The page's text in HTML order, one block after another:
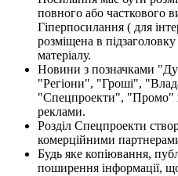
повного або часткового
Гіперпосилання ( для
розміщена в
матеріалу.
Новини з позначками
"Регіони", "Гроші",
"Спецпроекти", "Промо"
реклами.
Розділ Спецпроекти
комерційними
Будь яке копіювання,
поширення інформації,